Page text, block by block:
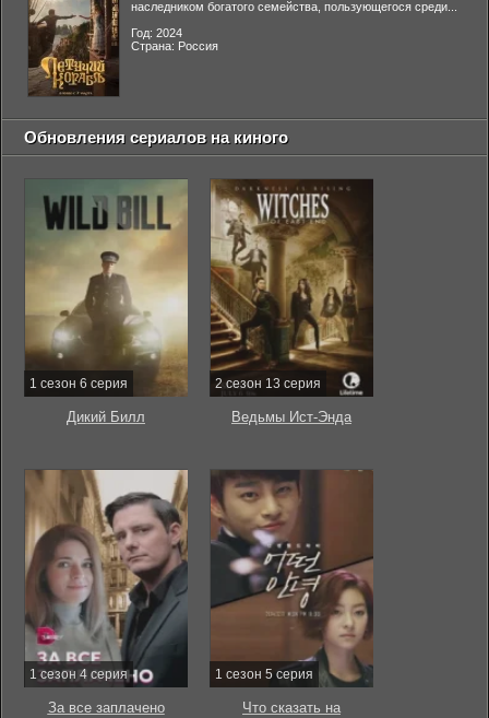
наследником богатого семейства, пользующегося среди...
Год: 2024
Страна: Россия
Обновления сериалов на киного
1 сезон 6 серия
Дикий Билл
2 сезон 13 серия
Ведьмы Ист-Энда
1 сезон 4 серия
За все заплачено
1 сезон 5 серия
Что сказать на